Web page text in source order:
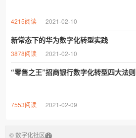
4215阅读 2021-02-10
新常态下的华为数字化转型实践
3878阅读 2021-02-10
“零售之王”招商银行数字化转型四大法则
7553阅读 2021-02-09
© 数字化社区